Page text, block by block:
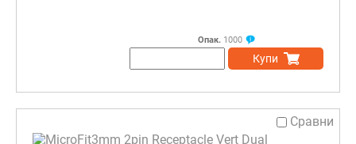
Опак. 1000
Купи
Сравни